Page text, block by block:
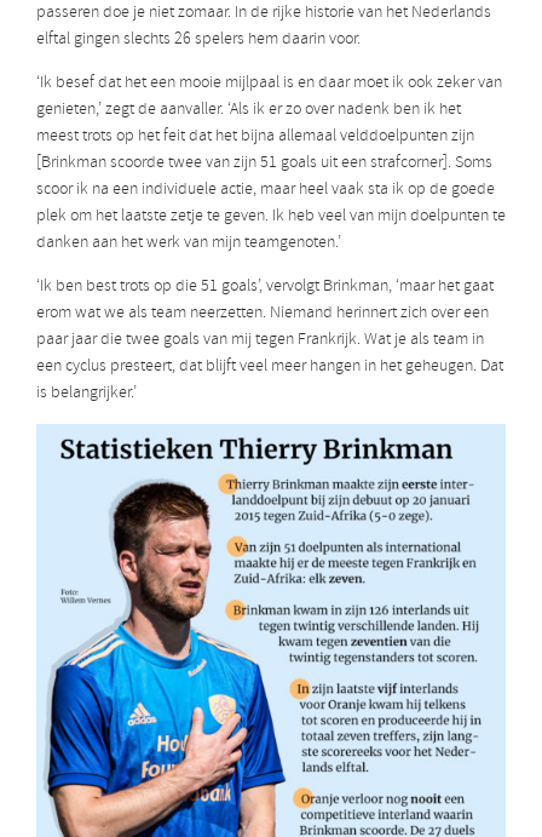
passeren doe je niet zomaar. In de rijke historie van het Nederlands
elftal gingen slechts 26 spelers hem daarin voor.
‘Ik besef dat het een mooie mijlpaal is en daar moet ik ook zeker van
genieten,’ zegt de aanvaller. ‘Als ik er zo over nadenk ben ik het
meest trots op het feit dat het bijna allemaal velddoelpunten zijn
[Brinkman scoorde twee van zijn 51 goals uit een strafcorner]. Soms
scoor ik na een individuele actie, maar heel vaak sta ik op de goede
plek om het laatste zetje te geven. Ik heb veel van mijn doelpunten te
danken aan het werk van mijn teamgenoten.’
‘Ik ben best trots op die 51 goals’, vervolgt Brinkman, ‘maar het gaat
erom wat we als team neerzetten. Niemand herinnert zich over een
paar jaar die twee goals van mij tegen Frankrijk. Wat je als team in
een cyclus presteert, dat blijft veel meer hangen in het geheugen. Dat
is belangrijker.’